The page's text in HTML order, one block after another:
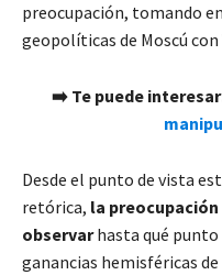
preocupación, tomando
geopolíticas de Moscú con
➡️ Te puede
Desde el punto de vista
retórica, la preocupación
observarhasta qué punto
ganancias hemisféricas